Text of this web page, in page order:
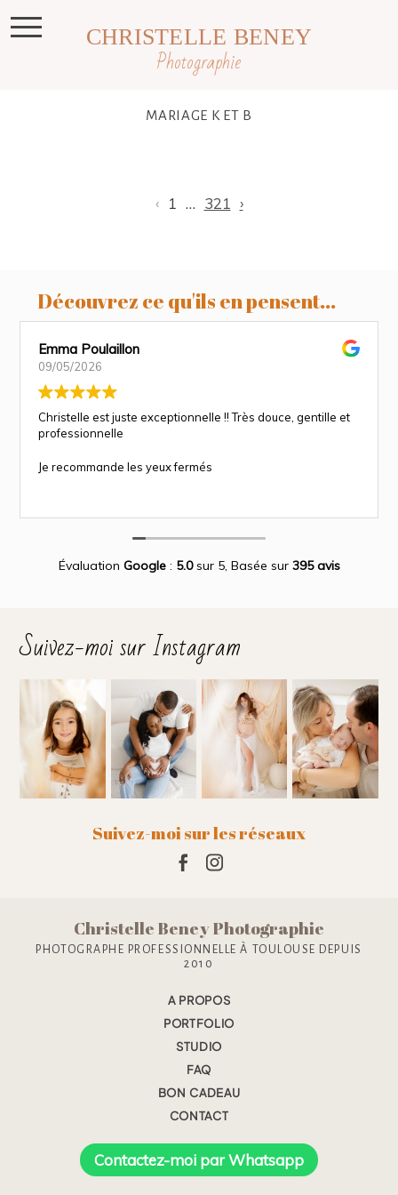
Photographie
CHRISTELLE BENEY
MARIAGE K ET B
‹ 1 … 321 ›
Découvrez ce qu'ils en pensent...
Emma Poulaillon
09/05/2026
Christelle est juste exceptionnelle !! Très douce, gentille et
professionnelle
Je recommande les yeux fermés
Évaluation Google: 5.0sur 5, Basée sur 395 avis
Suivez-moi sur Instagram
Suivez-moi sur les réseaux
Christelle Beney Photographie
PHOTOGRAPHE PROFESSIONNELLE À TOULOUSE DEPUIS
2010
A PROPOS
PORTFOLIO
STUDIO
FAQ
BON CADEAU
CONTACT
Contactez-moi par Whatsapp